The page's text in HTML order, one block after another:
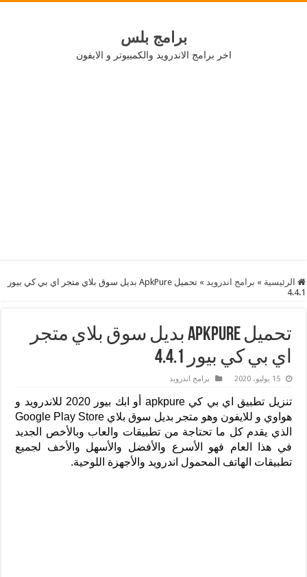
برامج بلس
اخر برامج الاندرويد والكمبيوتر و الايفون
الرئيسية » برامج اندرويد »
تحميل ApkPure بديل سوق بلاي متجر اي بي كي بيور
4.4.1
تحميل ApkPure بديل سوق بلاي متجر
اي بي كي بيور 4.4.1
15 يوليو، 2020 برامج اندرويد
تنزيل تطبيق اي بي كي apkpure أو ابك بيور 2020 للاندرويد و
هواوي و للايفون وهو متجر بديل سوق بلاي Google Play Store
الذي يقدم كل ما تحتاجة من تطبيقات والعاب وبالأخص الجديد
في هذا العام فهو الأسرع والأفضل والأسهل والأخف لجميع
تطبيقات الهاتف المحمول اندرويد والأجهزة اللوحية.